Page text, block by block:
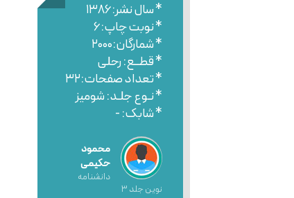
* سال نشر:۱۳۸۶
* نوبت چاپ:۶
* شمارگان:۲۰۰۰
* قطــع: رحلی
* تعداد صفحات:۳۲
* نـوع جلـد: شومیز
* شابک: -
محمود
حکیمی
دانشنامه
نوین جلد ۳